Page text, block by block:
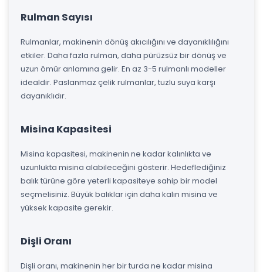
Rulman Sayısı
Rulmanlar, makinenin dönüş akıcılığını ve dayanıklılığını
etkiler. Daha fazla rulman, daha pürüzsüz bir dönüş ve
uzun ömür anlamına gelir. En az 3-5 rulmanlı modeller
idealdir. Paslanmaz çelik rulmanlar, tuzlu suya karşı
dayanıklıdır.
Misina Kapasitesi
Misina kapasitesi, makinenin ne kadar kalınlıkta ve
uzunlukta misina alabileceğini gösterir. Hedeflediğiniz
balık türüne göre yeterli kapasiteye sahip bir model
seçmelisiniz. Büyük balıklar için daha kalın misina ve
yüksek kapasite gerekir.
Dişli Oranı
Dişli oranı, makinenin her bir turda ne kadar misina